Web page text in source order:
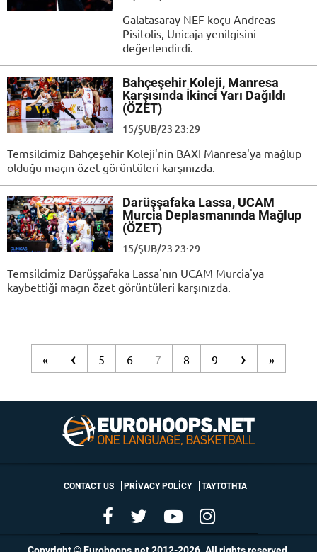
Galatasaray NEF koçu Andreas
Pisitolis, Unicaja yenilgisini
değerlendirdi.
Bahçeşehir Koleji, Manresa
Karşısında İkinci Yarı Dağıldı
(ÖZET)
15/ŞUB/23 23:29
Temsilcimiz Bahçeşehir Koleji'nin BAXI Manresa'ya mağlup
olduğu maçın özet görüntüleri karşınızda.
Darüşşafaka Lassa, UCAM
Murcia Deplasmanında Mağlup
(ÖZET)
15/ŞUB/23 23:29
Temsilcimiz Darüşşafaka Lassa'nın UCAM Murcia'ya
kaybettiği maçın özet görüntüleri karşınızda.
« ‹ 5 6 7 8 9 › »
CONTACT US PRIVACY POLICY ΤΑΥΤΟΤΗΤΑ